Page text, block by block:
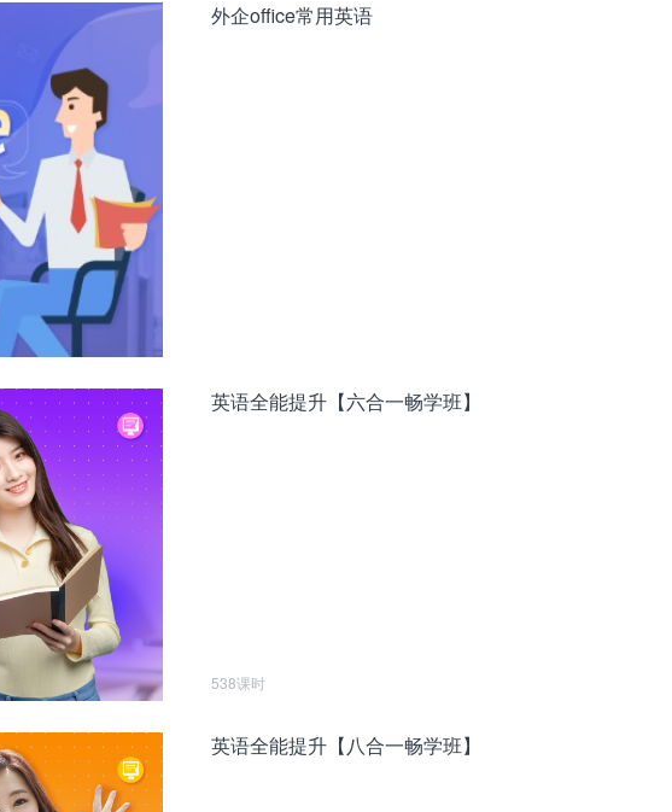
外企office常用英语
英语全能提升【六合一畅学班】
538课时
英语全能提升【八合一畅学班】